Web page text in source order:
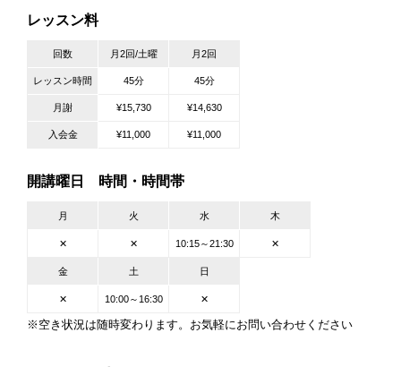
レッスン料
回数 月2回/土曜 月2回
レッスン時間 45分 45分
月謝 ¥15,730 ¥14,630
入会金 ¥11,000 ¥11,000
開講曜日 時間・時間帯
月 火 水 木
✕ ✕ 10:15～21:30 ✕
金 土 日
✕ 10:00～16:30 ✕
※空き状況は随時変わります。お気軽にお問い合わせください